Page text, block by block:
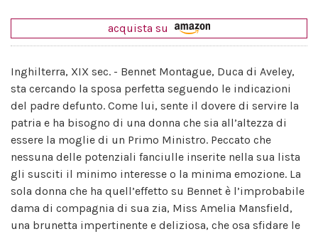
acquista su
Inghilterra, XIX sec. - Bennet Montague, Duca di Aveley,
sta cercando la sposa perfetta seguendo le indicazioni
del padre defunto. Come lui, sente il dovere di servire la
patria e ha bisogno di una donna che sia all’altezza di
essere la moglie di un Primo Ministro. Peccato che
nessuna delle potenziali fanciulle inserite nella sua lista
gli susciti il minimo interesse o la minima emozione. La
sola donna che ha quell’effetto su Bennet è l’improbabile
dama di compagnia di sua zia, Miss Amelia Mansfield,
una brunetta impertinente e deliziosa, che osa sfidare le